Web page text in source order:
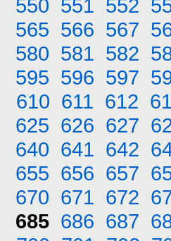
550 551 552
565 566 567
580 581 582
595 596 597
610 611 612
625 626 627
640 641 642
655 656 657
670 671 672
685 686 687